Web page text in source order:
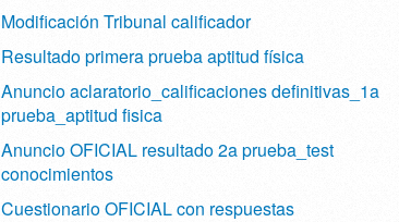
Modificación Tribunal calificador
Resultado primera prueba aptitud física
Anuncio aclaratorio_calificaciones definitivas_1a
prueba_aptitud fisica
Anuncio OFICIAL resultado 2a prueba_test
conocimientos
Cuestionario OFICIAL con respuestas